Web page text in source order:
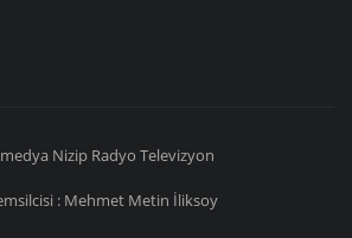
Nizip Radyo Televizyon
: Mehmet Metin İliksoy